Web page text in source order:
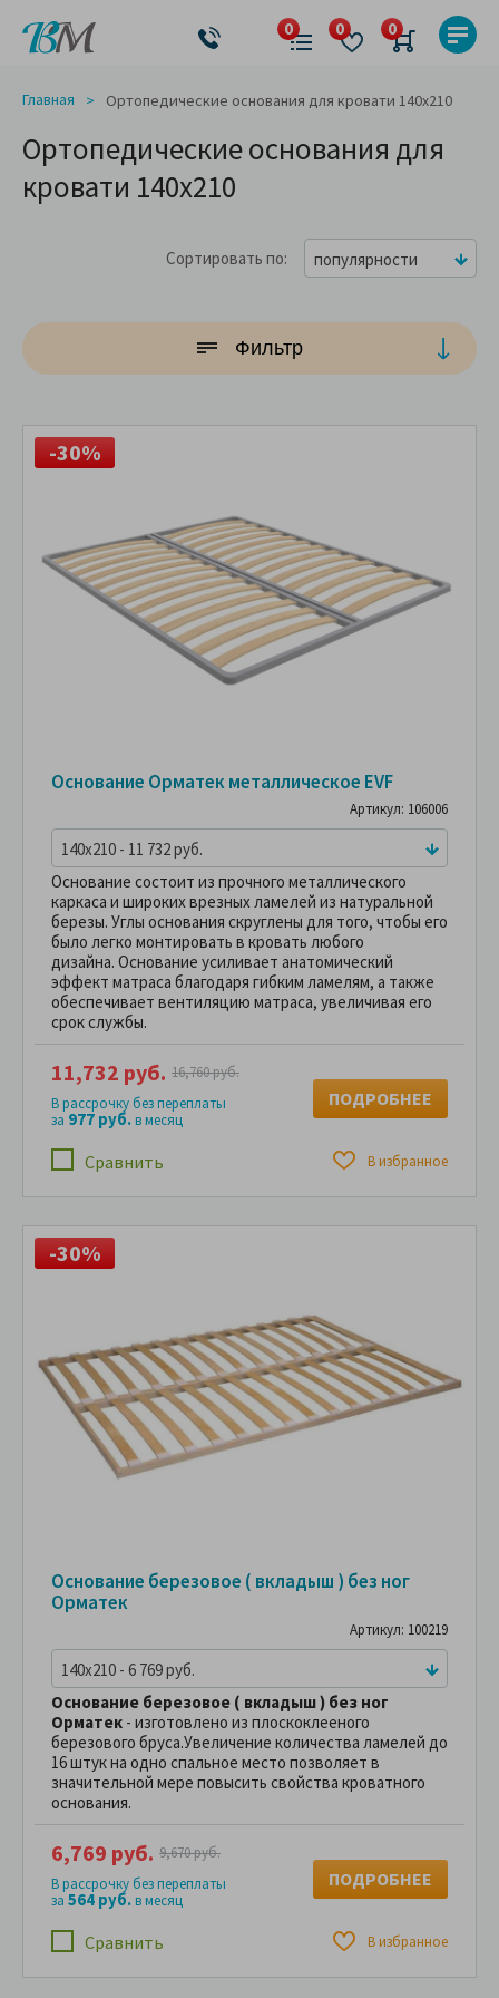
Главная Ортопедические основания для кровати 140x210
Ортопедические основания для
кровати 140x210
Сортировать по популярности
Фильтр
-30%
Основание Орматек металлическое EVF
Артикул: 106006
140x210 - 11 732 руб.
Основание состоит из прочного металлического
каркаса и широких врезных ламелей из натуральной
березы. Углы основания скруглены для того, чтобы его
было легко монтировать в кровать любого
дизайна. Основание усиливает анатомический
эффект матраса благодаря гибким ламелям, а также
обеспечивает вентиляцию матраса, увеличивая его
срок службы.
Сравнить В избранное
11,732 руб. 16,760 руб.
В рассрочку без переплаты
за 977 руб.в месяц
ПОДРОБНЕЕ
-30%
Основание березовое ( вкладыш ) без ног
Орматек
Артикул: 100219
140x210 - 6 769 руб.
Основание березовое ( вкладыш ) без ног
Орматек - изготовлено из плоскоклееного
березового бруса.Увеличение количества ламелей до
16 штук на одно спальное место позволяет в
значительной мере повысить свойства кроватного
основания.
Сравнить В избранное
6,769 руб. 9,670 руб.
В рассрочку без переплаты
за 564 руб.в месяц
ПОДРОБНЕЕ